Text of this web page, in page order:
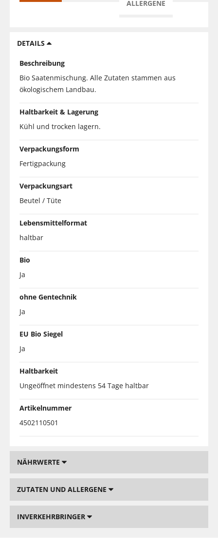
ALLERGENE
DETAILS
Beschreibung
Bio Saatenmischung. Alle Zutaten stammen aus
ökologischem Landbau.
Haltbarkeit & Lagerung
Kühl und trocken lagern.
Verpackungsform
Fertigpackung
Verpackungsart
Beutel / Tüte
Lebensmittelformat
haltbar
Bio
Ja
ohne Gentechnik
Ja
EU Bio Siegel
Ja
Haltbarkeit
Ungeöffnet mindestens 54 Tage haltbar
Artikelnummer
4502110501
NÄHRWERTE
ZUTATEN UND ALLERGENE
INVERKEHRBRINGER